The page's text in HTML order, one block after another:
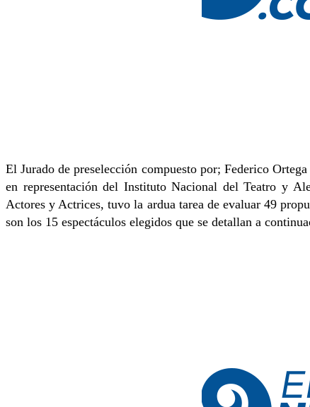
El Jurado de preselección compuesto por; Federico
en representación del Instituto Nacional del Teatro y
Actores y Actrices, tuvo la ardua tarea de evaluar 49
son los 15 espectáculos elegidos que se detallan a